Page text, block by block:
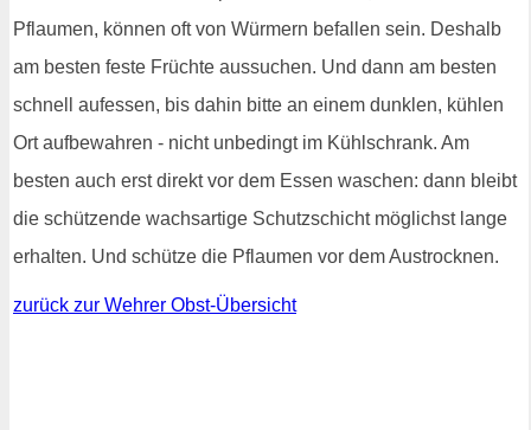
Pflaumen, können oft von Würmern befallen sein. Deshalb
am besten feste Früchte aussuchen. Und dann am besten
schnell aufessen, bis dahin bitte an einem dunklen, kühlen
Ort aufbewahren - nicht unbedingt im Kühlschrank. Am
besten auch erst direkt vor dem Essen waschen: dann bleibt
die schützende wachsartige Schutzschicht möglichst lange
erhalten. Und schütze die Pflaumen vor dem Austrocknen.
zurück zur Wehrer Obst-Übersicht